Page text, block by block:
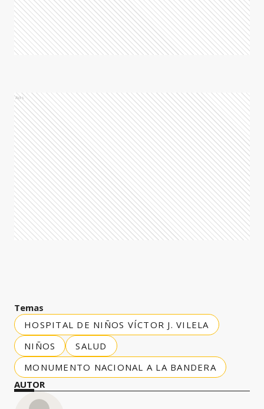
Ads
Temas
HOSPITAL DE NIÑOS VÍCTOR J. VILELA
NIÑOS
SALUD
MONUMENTO NACIONAL A LA BANDERA
AUTOR